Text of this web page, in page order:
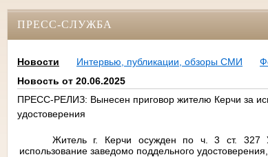
ПРЕСС-СЛУЖБА
Новости Интервью, публикации, обзоры СМИ
Новость от 20.06.2025
ПРЕСС-РЕЛИЗ: Вынесен приговор жителю Керчи за
удостоверения
Житель г. Керчи осужден по ч. 3 ст. 327
использование заведомо поддельного